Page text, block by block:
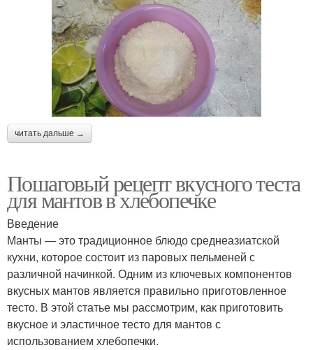
читать дальше →
Пошаговый рецепт вкусного теста
для мантов в хлебопечке
Введение
Манты — это традиционное блюдо среднеазиатской
кухни, которое состоит из паровых пельменей с
различной начинкой. Одним из ключевых компонентов
вкусных мантов является правильно приготовленное
тесто. В этой статье мы рассмотрим, как приготовить
вкусное и эластичное тесто для мантов с
использованием хлебопечки.